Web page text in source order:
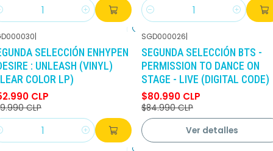
Cantidad
DCTO
|
SELECCIÓN ENHYPEN
: UNLEASH (VINYL)
COLOR LP)
CLP
CLP
-5% DCTO
No disponible
SGD000026|
SEGUNDA SELECCIÓN BTS -
PERMISSION TO DANCE ON
STAGE - LIVE (DIGITAL CODE)
$80.990 CLP
$84.990 CLP
Ver detalles